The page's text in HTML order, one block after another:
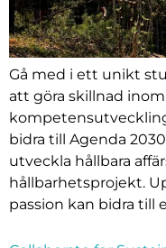
Gå med i ett unikt
att göra skillnad
bidra till Agenda
utveckla hållbara
hållbarhetsprojekt.
passion kan bidra till